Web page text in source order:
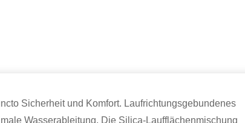
Sicherheit und Komfort. Laufrichtungsgebundenes
Wasserableitung. Die Silica-Laufflächenmischung